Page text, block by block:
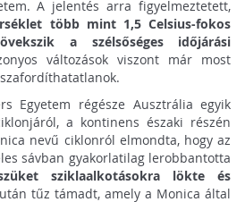
A jelentés arra figyelmeztetett,
több mint 1,5 Celsius-fokos
a szélsőséges időjárási
változások viszont már most
Egyetem régésze Ausztrália egyik
a kontinens északi részén
nevű ciklonról elmondta, hogy az
sávban gyakorlatilag lerobbantotta
sziklaalkotásokra lökte és
tűz támadt, amely a Monica által